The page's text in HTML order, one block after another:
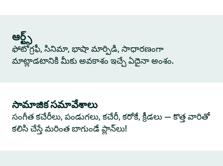
ఆర్ట్స్
ఫోటోగ్రఫీ, సినిమా, భాషా మార్పిడి, సాధారణంగా
మాట్లాడటానికి మీకు అవకాశం ఇచ్చే ఏదైనా అంశం.
సామాజిక సమావేశాలు
సంగీత కచేరీలు, పండుగలు, కచేరీ, కరోకే, క్రీడలు — కొత్త వారితో
కలిసి చేస్తే మరింత బాగుండే ప్లాన్‌లు!